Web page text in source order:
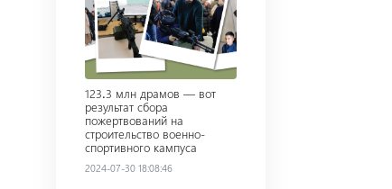
123․3 млн драмов — вот
результат сбора
пожертвований на
строительство военно-
спортивного кампуса
2024-07-30 18:08:46